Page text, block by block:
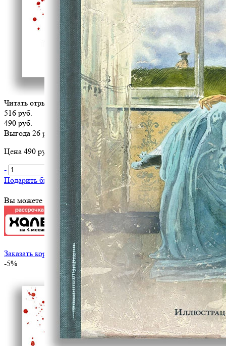
Читать отрывок
516 руб.
490 руб.
Выгода 26 руб.
Цена 490 руб. за 1 шт
-
+ В корзину
Подарить библиотеке?
Вы можете оплатить эту книгу картой
Заказать корпоративный тираж
-5%